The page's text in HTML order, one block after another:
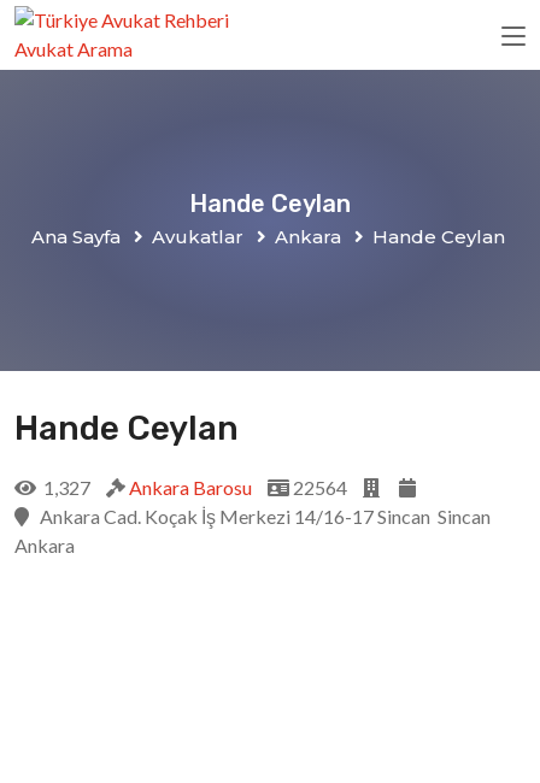
Hande Ceylan
Ana Sayfa Avukatlar Ankara Hande Ceylan
Hande Ceylan
1,327 Ankara Barosu
22564
Ankara Cad. Koçak İş Merkezi 14/16-17 Sincan Sincan
Ankara